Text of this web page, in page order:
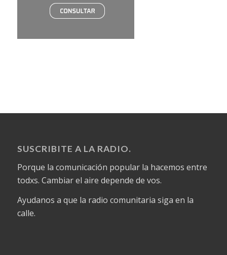
SUSCRIBITE A LA RADIO.
Porque la comunicación popular la hacemos entre
todxs. Cambiar el aire depende de vos.
Ayudanos a que la radio comunitaria siga en la
calle.